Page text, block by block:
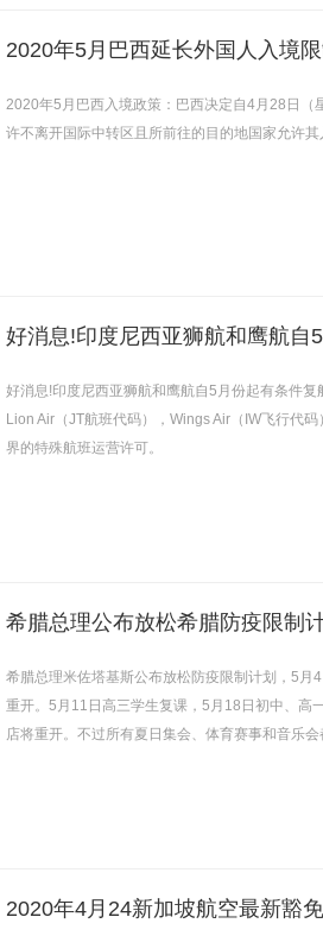
2020年5月巴西延长外国人入境
2020年5月巴西入境政策：巴西决定自4月28日
许不离开国际中转区且所前往的目的地国家允许其
好消息!印度尼西亚狮航和鹰航自5月份起有条件
Lion Air（JT航班代码），Wings Air（IW飞行代
界的特殊航班运营许可。
希腊总理公布放松希腊防疫限制
希腊总理米佐塔基斯公布放松防疫限制计划，5
重开。5月11日高三学生复课，5月18日初中、高
店将重开。不过所有夏日集会、体育赛事和音乐会
2020年4月24新加坡航空最新豁